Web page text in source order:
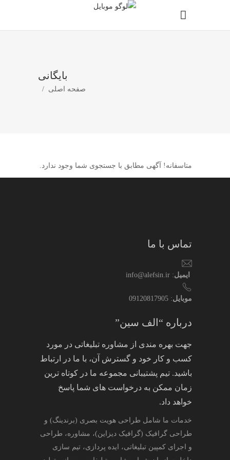
بایگانی
صفحه اصلی /
متاسفانه! آگهی مطابق با جستجوی شما وجود ندارد.
تماس با ما
ایمیل: info@alefsin.ir
موبایل: 09120817905
درباره “الف سین”
جهت بهره مندی از مشاوره تبلیغاتی در مورد
کسب و کار خود و گسترش آن، با ما در ارتباط
باشید. تیم پشتیبانی مجموعه ما در کوتاه ترین
زمان ممکن به درخواست های شما پاسخ
خواهد داد.
خدمات ما شامل طراحی هویت بصری (برندینگ) و
طراحی گرافیک (گرافیک دیزاین)، مشاوره، طراحی
و اجرای کمپین تبلیغاتی، ایده پردازی، تیم سازی